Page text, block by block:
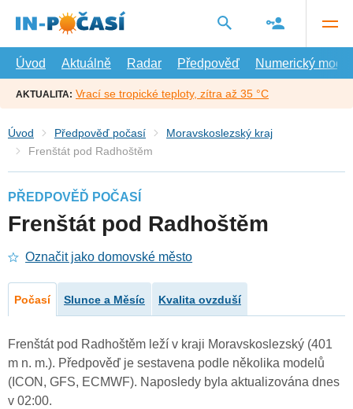
hlavní
Úvod
Aktuálně Radar Předpověď Numerický model
AKTUALITA: Vrací se tropické teploty, zítra až 35 °C
Úvod Předpověď počasí
Moravskoslezský kraj
Frenštát pod Radhoštěm
PŘEDPOVĚĎ POČASÍ
Frenštát pod Radhoštěm
Označit jako domovské město
Počasí Slunce a Měsíc Kvalita ovzduší
Frenštát pod Radhoštěm leží v kraji Moravskoslezský (401
m n. m.). Předpověď je sestavena podle několika modelů
(ICON, GFS, ECMWF). Naposledy byla aktualizována dnes
v 02:00.